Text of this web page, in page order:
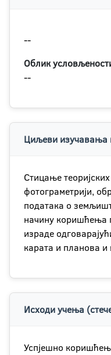
--
Облик
--
Циљеви изучавања
Стицање
фотограметрији,
података о
начину коришћења
израде
карата и планова
Исходи учења
Успјешно